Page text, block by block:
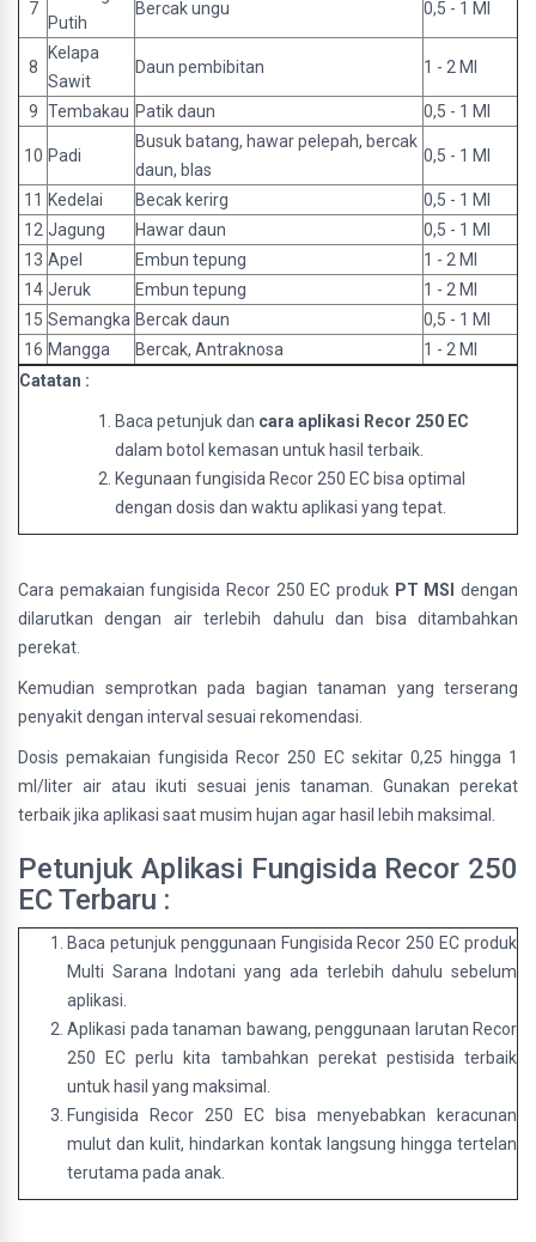
7
Putih
Bercak ungu 0,5 - 1 Ml
8
Kelapa
Sawit
Daun pembibitan 1 - 2 Ml
9 Tembakau Patik daun 0,5 - 1 Ml
10 Padi
Busuk batang, hawar pelepah, bercak
daun, blas
0,5 - 1 Ml
11 Kedelai Becak kerirg
0,5 - 1 Ml
12 Jagung Hawar daun
0,5 - 1 Ml
13 Apel Embun tepung
1 - 2 Ml
14 Jeruk Embun tepung
1 - 2 Ml
15 Semangka Bercak daun
0,5 - 1 Ml
16 Mangga Bercak, Antraknosa
1 - 2 Ml
Catatan :
Baca petunjuk dan cara aplikasi Recor 250 EC
dalam botol kemasan untuk hasil terbaik.
Kegunaan fungisida Recor 250 EC bisa optimal
dengan dosis dan waktu aplikasi yang tepat.
Cara pemakaian fungisida Recor 250 EC produk PT MSI
dengan
dilarutkan dengan air terlebih dahulu dan bisa ditambahkan
perekat.
Kemudian semprotkan pada bagian tanaman yang terserang
penyakit dengan interval sesuai rekomendasi.
Dosis pemakaian fungisida Recor 250 EC sekitar 0,25 hingga 1
ml/liter air atau ikuti sesuai jenis tanaman. Gunakan perekat
terbaik jika aplikasi saat musim hujan agar hasil lebih maksimal.
Petunjuk Aplikasi Fungisida Recor 250
EC Terbaru :
Baca petunjuk penggunaan Fungisida Recor 250 EC produk
Multi Sarana Indotani yang ada terlebih dahulu sebelum
aplikasi.
Aplikasi pada tanaman bawang, penggunaan larutan Recor
250 EC perlu kita tambahkan perekat pestisida terbaik
untuk hasil yang maksimal.
Fungisida Recor 250 EC bisa menyebabkan keracunan
mulut dan kulit, hindarkan kontak langsung hingga tertelan
terutama pada anak.